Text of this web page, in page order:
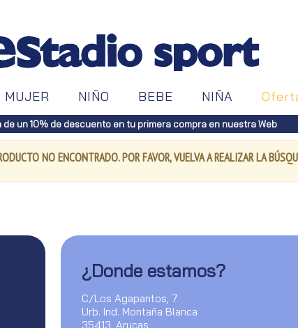
MUJER NIÑO BEBE NIÑA
de un 10% de descuento en tu primera compra en nuestra Web
NO ENCONTRADO. POR FAVOR, VUELVA A REALIZAR LA
¿Donde estamos?
C/Los Agapantos, 7
Urb. Ind. Montaña Blanca
35413, Arucas